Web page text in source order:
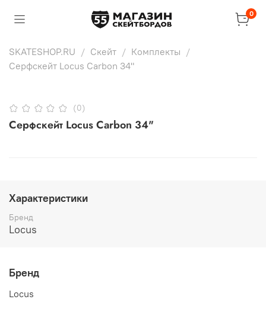
0
SKATESHOP.RU Скейт
Комплекты
Серфскейт Locus Carbon 34"
(0)
Серфскейт Locus Carbon 34"
Характеристики
Бренд
Locus
Бренд
Locus